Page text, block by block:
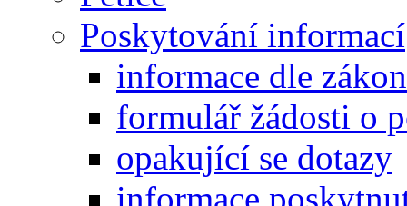
Poskytování informací
informace dle
formulář žádosti o
opakující se dotazy
informace